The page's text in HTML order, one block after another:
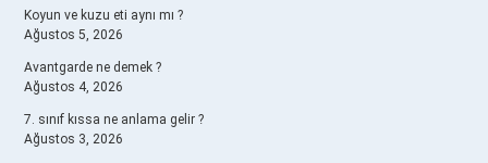
Koyun ve kuzu eti aynı mı ?
Ağustos 5, 2026
Avantgarde ne demek ?
Ağustos 4, 2026
7. sınıf kıssa ne anlama gelir ?
Ağustos 3, 2026